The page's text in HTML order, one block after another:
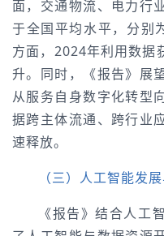
面，交通物流、电力行
于全国平均水平，分别
方面，2024年利用数据
升。同时，《报告》展
从服务自身数字化转型
据跨主体流通、跨行业
速释放。
（三）人工智能发
《报告》结合人工